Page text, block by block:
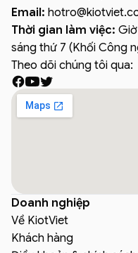
Email: hotro@
Thời gian làm việc:
sáng thứ 7 (Khối Công
Theo dõi chúng tôi qua:
Doanh nghiệp
Về KiotViet
Khách hàng